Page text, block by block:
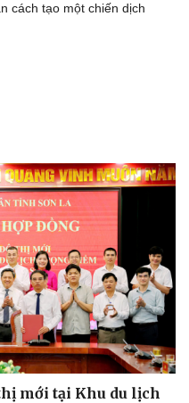
cách tạo một chiến dịch
mới tại Khu du lịch